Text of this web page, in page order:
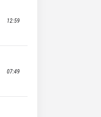
12:59
07:49